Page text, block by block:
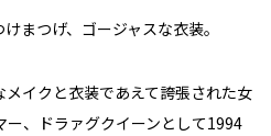
つげ、ゴージャスな衣装――。
イクと衣装であえて誇張された女
、ドラァグクイーンとして1994